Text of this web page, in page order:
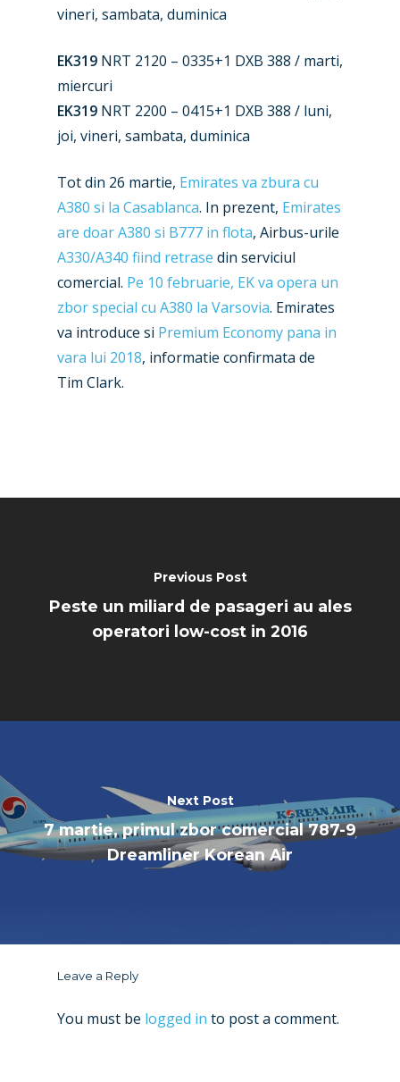
vineri, sambata, duminica
EK319 NRT 2120 – 0335+1 DXB 388 / marti,
miercuri
EK319 NRT 2200 – 0415+1 DXB 388 / luni,
joi, vineri, sambata, duminica
Tot din 26 martie, Emirates va zbura cu
A380 si la Casablanca. In prezent, Emirates
are doar A380 si B777 in flota, Airbus-urile
A330/A340 fiind retrase din serviciul
comercial. Pe 10 februarie, EK va opera un
zbor special cu A380 la Varsovia. Emirates
va introduce si Premium Economy pana in
vara lui 2018, informatie confirmata de
Tim Clark.
Previous Post
Peste un miliard de pasageri au ales
operatori low-cost in 2016
Next Post
7 martie, primul zbor comercial 787-9
Dreamliner Korean Air
Leave a Reply
You must be logged in to post a comment.
Dubai 2025
Farnborough 2024
Dubai 2019
Paris 2019
Business Jets
Trip Reports
Jobs
Contact